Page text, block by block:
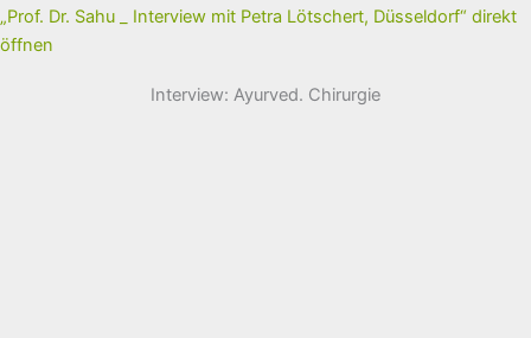
von
YouTube
anzeigen
„Prof. Dr. Sahu _ Interview mit Petra Lötschert, Düsseldorf“ direkt
öffnen
Interview: Ayurved. Chirurgie